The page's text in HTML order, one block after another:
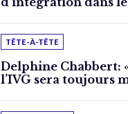
TÊTE-À-TÊTE
Delphine Chabbert:
l’IVG sera toujours